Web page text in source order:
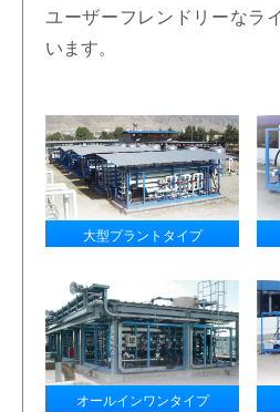
ユーザーフレンドリーなラ
います。
大型プラントタイプ
オールインワンタイプ